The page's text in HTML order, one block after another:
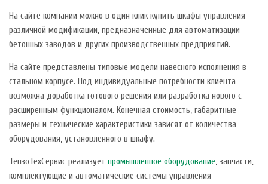
На сайте компании можно в один клик купить шкафы управления
различной модификации, предназначенные для автоматизации
бетонных заводов и других производственных предприятий.
На сайте представлены типовые модели навесного исполнения в
стальном корпусе. Под индивидуальные потребности клиента
возможна доработка готового решения или разработка нового с
расширенным функционалом. Конечная стоимость, габаритные
размеры и технические характеристики зависят от количества
оборудования, установленного в шкафу.
ТензоТехСервис реализует промышленное оборудование, запчасти,
комплектующие и автоматические системы управления